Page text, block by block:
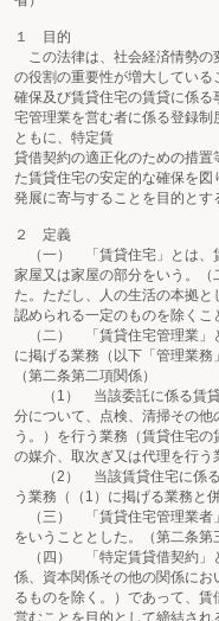
１ 目的
この法律は、社会経済情勢の
の役割の重要性が増大してい
確保及び賃貸住宅の賃貸に係
宅管理業を営む者に係る登録制
ともに、特定賃
貸借契約の適正化のための措置
た賃貸住宅の安定的な確保を
発展に寄与することを目的とす
２ 定義
（一） 「賃貸住宅」とは、
家屋又は家屋の部分をいう。
た。ただし、人の生活の本拠
認められる一定のものを除くこ
（二） 「賃貸住宅管理業」
に掲げる業務（以下「管理業務
（第二条第二項関係）
（1） 当該委託に係る賃貸
分について、点検、清掃その
う。）を行う業務（賃貸住宅
の媒介、取次ぎ又は代理を行う
（2） 当該賃貸住宅に係る
う業務（（1）に掲げる業務と
（三） 「賃貸住宅管理業者
をいうこととした。（第二条第
（四） 「特定賃貸借契約」
係、資本関係その他の関係に
るものを除く。）であって、